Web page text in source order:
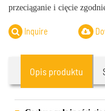
przeciąganie i cięcie
Inquire
Opis produktu